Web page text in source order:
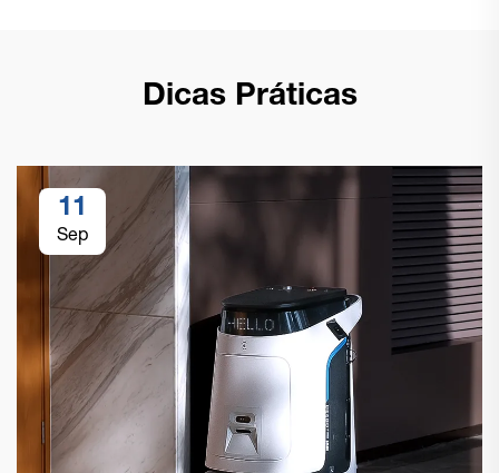
Dicas Práticas
11
Sep